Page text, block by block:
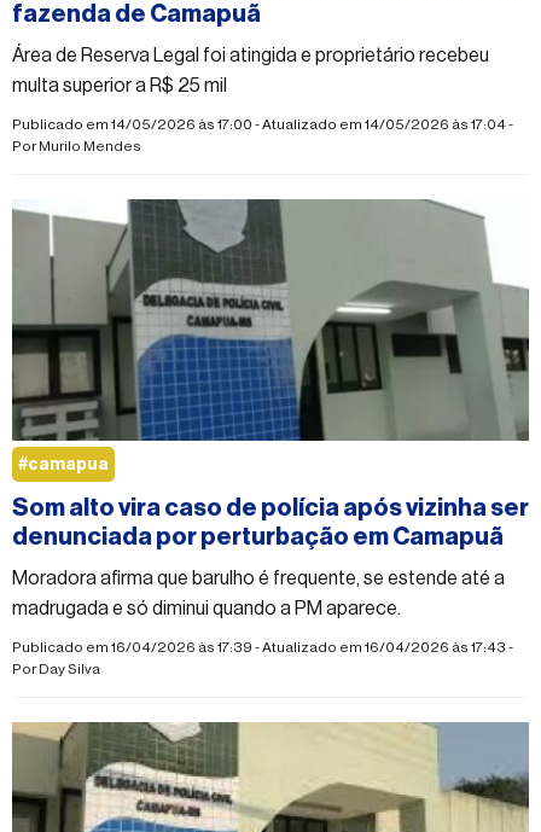
fazenda de Camapuã
Área de Reserva Legal foi atingida e proprietário recebeu
multa superior a R$ 25 mil
Publicado em 14/05/2026 às 17:00 - Atualizado em 14/05/2026 às 17:04 -
PorMurilo Mendes
Som alto vira caso de polícia após vizinha ser
denunciada por perturbação em Camapuã
Moradora afirma que barulho é frequente, se estende até a
madrugada e só diminui quando a PM aparece.
Publicado em 16/04/2026 às 17:39 - Atualizado em 16/04/2026 às 17:43 -
PorDay Silva
#camapua